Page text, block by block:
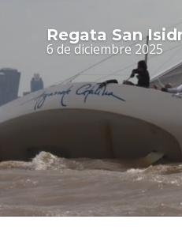
Regata San
6 de diciembre 2025